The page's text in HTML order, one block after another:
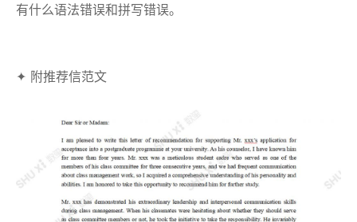
有什么语法错误和拼写错误。
✦ 附推荐信范文